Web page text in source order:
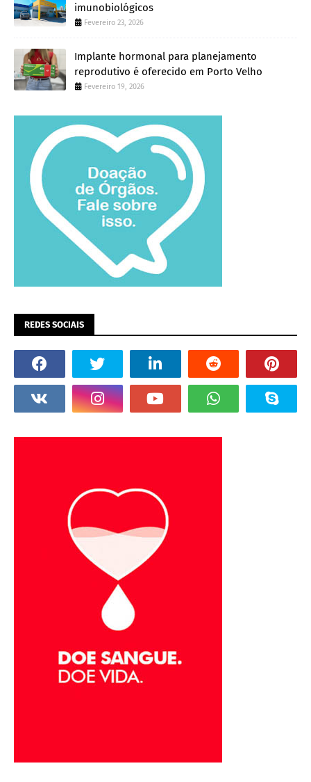
imunobiológicos
Fevereiro 23, 2026
Implante hormonal para planejamento
reprodutivo é oferecido em Porto Velho
Fevereiro 19, 2026
REDES SOCIAIS